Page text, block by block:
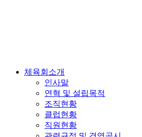
체육회소개
인사말
연혁 및 설립목적
조직현황
클럽현황
직원현황